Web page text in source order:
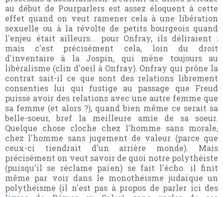
au début de Pourparlers est assez éloquent à cette
effet quand on veut ramener cela à une libération
sexuelle ou à la révolte de petits bourgeois quand
l'enjeu était ailleurs... pour Onfray, ils déliraient :
mais c'est précisément cela, loin du droit
d'inventaire à la Jospin, qui mène toujours au
libéralisme (clin d'oeil à Onfray). Onfray qui prône la
contrat sait-il ce que sont des relations librement
consenties lui qui fustige au passage que Freud
puisse avoir des relations avec une autre femme que
sa femme (et alors ?), quand bien même ce serait sa
belle-soeur, bref la meilleure amie de sa soeur.
Quelque chose cloche chez l'homme sans morale,
chez l'homme sans jugement de valeur (parce que
ceux-ci tiendrait d'un arrière monde). Mais
précisément on veut savoir de quoi notre polythéiste
(puisqu'il se réclame païen) se fait l'écho. il finit
même par voir dans le monothéisme judaïque un
polythéisme (il n'est pas à propos de parler ici des